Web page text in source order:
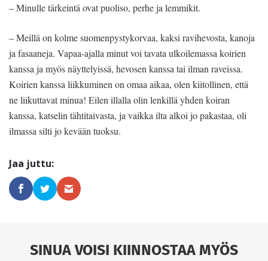
– Minulle tärkeintä ovat puoliso, perhe ja lemmikit.
– Meillä on kolme suomenpystykorvaa, kaksi ravihevosta, kanoja
ja fasaaneja. Vapaa-ajalla minut voi tavata ulkoilemassa koirien
kanssa ja myös näyttelyissä, hevosen kanssa tai ilman raveissa.
Koirien kanssa liikkuminen on omaa aikaa, olen kiitollinen, että
ne liikuttavat minua! Eilen illalla olin lenkillä yhden koiran
kanssa, katselin tähtitaivasta, ja vaikka ilta alkoi jo pakastaa, oli
ilmassa silti jo kevään tuoksu.
SINUA VOISI KIINNOSTAA MYÖS